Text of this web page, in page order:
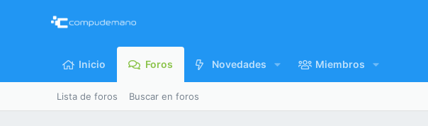
Inicio Foros Novedades Miembros
Lista de foros Buscar en foros